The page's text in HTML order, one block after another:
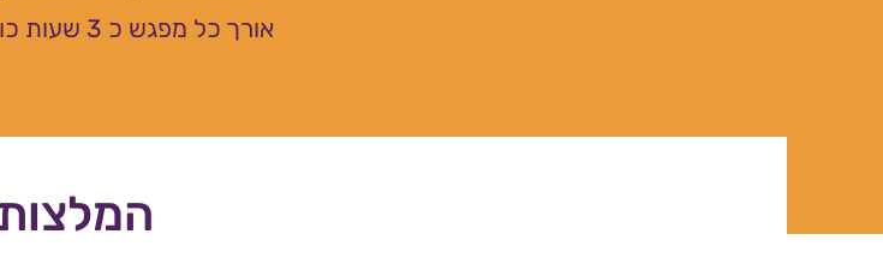
אורך כל מפגש כ 3 שעות כולל הפסקה